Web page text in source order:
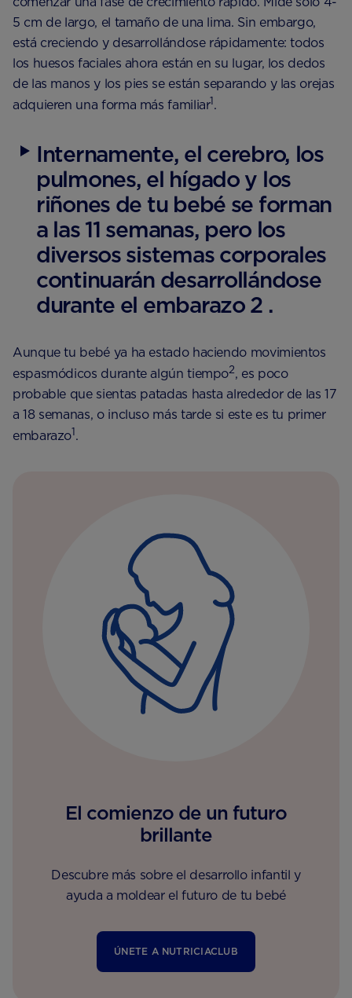
5 cm de largo, el tamaño de una lima. Sin embargo,
está creciendo y desarrollándose rápidamente: todos
los huesos faciales ahora están en su lugar, los dedos
de las manos y los pies se están separando y las orejas
adquieren una forma más familiar1.
Internamente, el cerebro, los
pulmones, el hígado y los
riñones de tu bebé se forman
a las 11 semanas, pero los
diversos sistemas corporales
continuarán desarrollándose
durante el embarazo 2 .
Aunque tu bebé ya ha estado haciendo movimientos
espasmódicos durante algún tiempo2, es poco
probable que sientas patadas hasta alrededor de las 17
a 18 semanas, o incluso más tarde si este es tu primer
embarazo1.
El comienzo de un futuro
brillante
Descubre más sobre el desarrollo infantil y
ayuda a moldear el futuro de tu bebé
ÚNETE A NUTRICIACLUB